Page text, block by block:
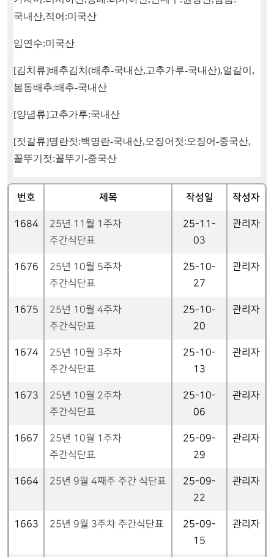
국내산,적어 :미국산
임연수:미국산
[김치류]배추김치 (배추-국내산,고추가루-국내산),얼갈이 ,
봄동배추:배추-국내산
[양념류]고추가루:국내산
[젓갈류]명란젓:백명란-국내산,오징어젓:오징어-중국산,
꼴뚜기젓:꼴뚜기 -중국산
번호 제목 작성일 작성자
1684
25년 11월 1주차
주간식단표
25-11-
03
관리자
1676
25년 10월 5주차
주간식단표
25-10-
27
관리자
1675
25년 10월 4주차
주간식단표
25-10-
20
관리자
1674
25년 10월 3주차
주간식단표
25-10-
13
관리자
1673
25년 10월 2주차
주간식단표
25-10-
06
관리자
1667
25년 10월 1주차
주간식단표
25-09-
29
관리자
1664 25년 9월 4째주 주간 식단표
25-09-
22
관리자
1663 25년 9월 3주차 주간식단표
25-09-
15
관리자